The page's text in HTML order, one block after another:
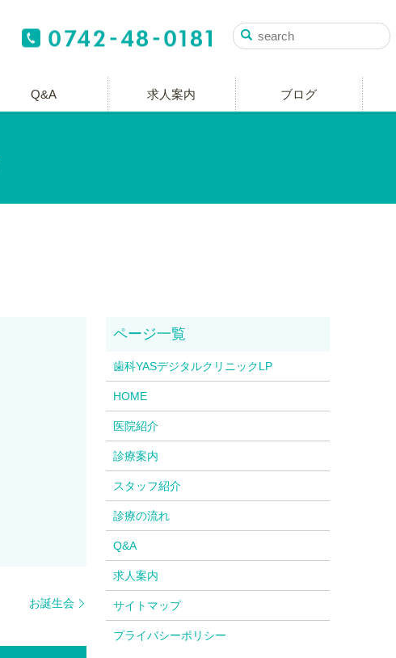
Q&A 求人案内 ブログ
お誕生会
歯科YASデジタルクリニックLP
HOME
医院紹介
診療案内
スタッフ紹介
診療の流れ
Q&A
求人案内
サイトマップ
プライバシーポリシー